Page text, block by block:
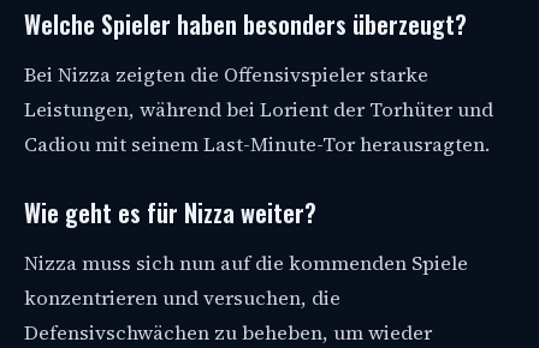
Welche Spieler haben besonders überzeugt?
Bei Nizza zeigten die Offensivspieler starke
Leistungen, während bei Lorient der Torhüter und
Cadiou mit seinem Last-Minute-Tor herausragten.
Wie geht es für Nizza weiter?
Nizza muss sich nun auf die kommenden Spiele
konzentrieren und versuchen, die
Defensivschwächen zu beheben, um wieder